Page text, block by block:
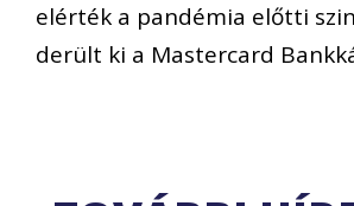
elérték a pandémia előtti
derült ki a Mastercard